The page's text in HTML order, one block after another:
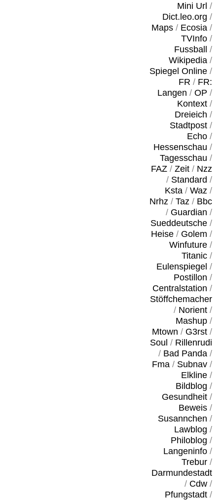
Mini Url /
Dict.leo.org /
Maps/ Ecosia/
TVInfo/
Fussball
/
Wikipedia/
Spiegel Online/
FR / FR:
Langen / OP /
Kontext/
Dreieich /
Stadtpost/
Echo/
Hessenschau /
Tagesschau /
FAZ/ Zeit/ Nzz
/ Standard /
Ksta/ Waz/
Nrhz/ Taz/ Bbc
/ Guardian /
Sueddeutsche/
Heise/ Golem /
Winfuture/
Titanic/
Eulenspiegel /
Postillon /
Centralstation /
Stöffchemacher
/ Norient/
Mashup/
Mtown / G3rst/
Soul / Rillenrudi
/ Bad Panda/
Fma/ Subnav/
Elkline/
Bildblog /
Gesundheit/
Beweis/
Susannchen /
Lawblog /
Philoblog /
Langeninfo/
Trebur/
Darmundestadt
/ Cdw/
Pfungstadt/